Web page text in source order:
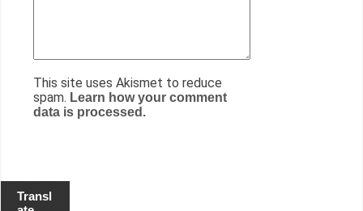
This site uses Akismet to reduce
spam. Learn how your comment
data is processed.
Transl